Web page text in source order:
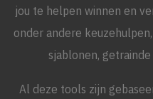
jou te helpen winnen en
onder andere
sjablonen,
Al deze tools zijn